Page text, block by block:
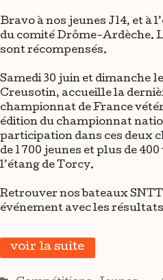
Bravo à nos jeunes J14, et à
du comité Drôme-Ardèche.
sont récompensés.
Samedi 30 juin et dimanche
Creusotin, accueille la
championnat de France
édition du championnat
participation dans ces deux
de 1 700 jeunes et plus de
l’étang de Torcy.
Retrouver nos bateaux
événement avec les
voir la suite